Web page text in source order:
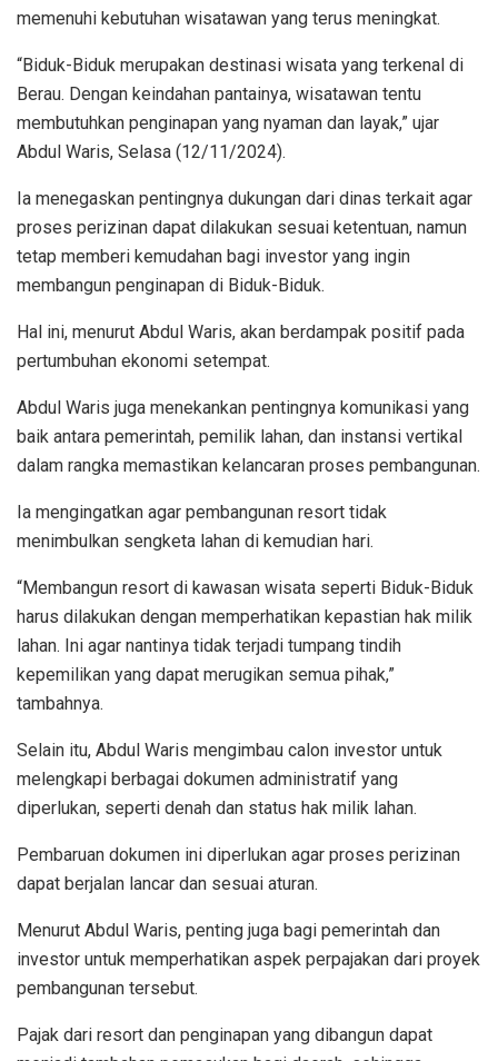
memenuhi kebutuhan wisatawan yang terus meningkat.
“Biduk-Biduk merupakan destinasi wisata yang terkenal di
Berau. Dengan keindahan pantainya, wisatawan tentu
membutuhkan penginapan yang nyaman dan layak,” ujar
Abdul Waris, Selasa (12/11/2024).
Ia menegaskan pentingnya dukungan dari dinas terkait agar
proses perizinan dapat dilakukan sesuai ketentuan, namun
tetap memberi kemudahan bagi investor yang ingin
membangun penginapan di Biduk-Biduk.
Hal ini, menurut Abdul Waris, akan berdampak positif pada
pertumbuhan ekonomi setempat.
Abdul Waris juga menekankan pentingnya komunikasi yang
baik antara pemerintah, pemilik lahan, dan instansi vertikal
dalam rangka memastikan kelancaran proses pembangunan.
Ia mengingatkan agar pembangunan resort tidak
menimbulkan sengketa lahan di kemudian hari.
“Membangun resort di kawasan wisata seperti Biduk-Biduk
harus dilakukan dengan memperhatikan kepastian hak milik
lahan. Ini agar nantinya tidak terjadi tumpang tindih
kepemilikan yang dapat merugikan semua pihak,”
tambahnya.
Selain itu, Abdul Waris mengimbau calon investor untuk
melengkapi berbagai dokumen administratif yang
diperlukan, seperti denah dan status hak milik lahan.
Pembaruan dokumen ini diperlukan agar proses perizinan
dapat berjalan lancar dan sesuai aturan.
Menurut Abdul Waris, penting juga bagi pemerintah dan
investor untuk memperhatikan aspek perpajakan dari proyek
pembangunan tersebut.
Pajak dari resort dan penginapan yang dibangun dapat